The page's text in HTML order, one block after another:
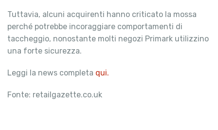
Tuttavia, alcuni acquirenti hanno criticato la mossa
perché potrebbe incoraggiare comportamenti di
taccheggio, nonostante molti negozi Primark utilizzino
una forte sicurezza.
Leggi la news completa qui.
Fonte: retailgazette.co.uk